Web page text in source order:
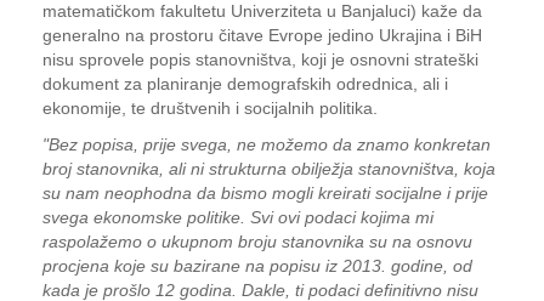
matematičkom fakultetu Univerziteta u Banjaluci) kaže da
generalno na prostoru čitave Evrope jedino Ukrajina i BiH
nisu sprovele popis stanovništva, koji je osnovni strateški
dokument za planiranje demografskih odrednica, ali i
ekonomije, te društvenih i socijalnih politika.
"Bez popisa, prije svega, ne možemo da znamo konkretan
broj stanovnika, ali ni strukturna obilježja stanovništva, koja
su nam neophodna da bismo mogli kreirati socijalne i prije
svega ekonomske politike. Svi ovi podaci kojima mi
raspolažemo o ukupnom broju stanovnika su na osnovu
procjena koje su bazirane na popisu iz 2013. godine, od
kada je prošlo 12 godina. Dakle, ti podaci definitivno nisu